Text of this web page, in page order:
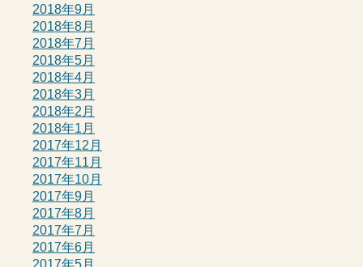
2018年9月
2018年8月
2018年7月
2018年5月
2018年4月
2018年3月
2018年2月
2018年1月
2017年12月
2017年11月
2017年10月
2017年9月
2017年8月
2017年7月
2017年6月
2017年5月